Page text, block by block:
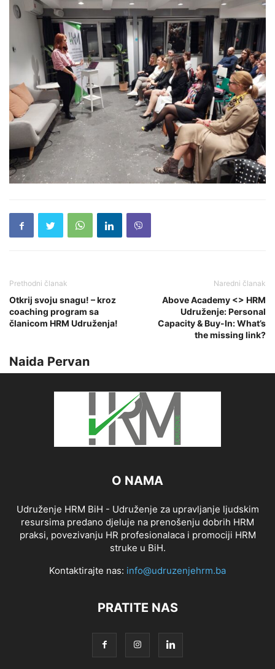
Prethodni članak
Otkrij svoju snagu! – kroz
coaching program sa
članicom HRM Udruženja!
Naredni članak
Above Academy <> HRM
Udruženje: Personal
Capacity & Buy-In: What’s
the missing link?
Naida Pervan
O NAMA
Udruženje HRM BiH - Udruženje za upravljanje ljudskim
resursima predano djeluje na prenošenju dobrih HRM
praksi, povezivanju HR profesionalaca i promociji HRM
struke u BiH.
Kontaktirajte nas: info@udruzenjehrm.ba
PRATITE NAS